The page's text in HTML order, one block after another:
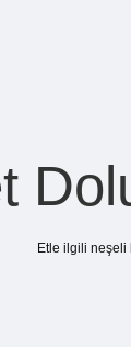
Etle ilgili neşeli